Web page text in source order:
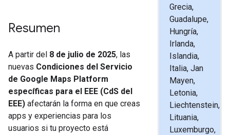
Grecia,
Guadalupe,
Hungría,
Irlanda,
Islandia,
Italia, Jan
Mayen,
Letonia,
Liechtenstein,
Lituania,
Luxemburgo,
Resumen
A partir del 8 de julio de 2025, las
nuevas Condiciones del Servicio
de Google Maps Platform
específicas para el EEE (CdS del
EEE) afectarán la forma en que creas
apps y experiencias para los
usuarios si tu proyecto está